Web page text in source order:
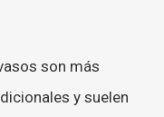
son más
y suelen